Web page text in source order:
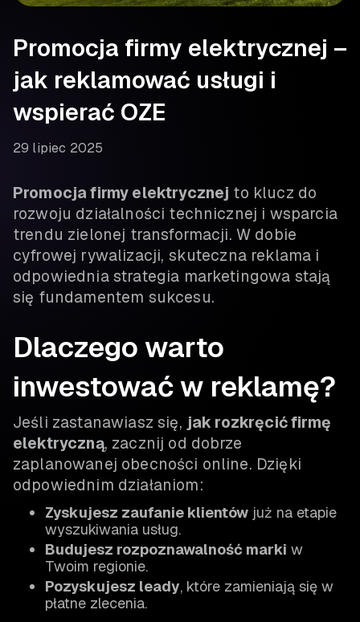
Promocja firmy elektrycznej –
jak reklamować usługi i
wspierać OZE
29 lipiec 2025
Promocja firmy elektrycznej to klucz do
rozwoju działalności technicznej i wsparcia
trendu zielonej transformacji. W dobie
cyfrowej rywalizacji, skuteczna reklama i
odpowiednia strategia marketingowa stają
się fundamentem sukcesu.
Dlaczego warto
inwestować w reklamę?
Jeśli zastanawiasz się, jak rozkręcić firmę
elektryczną, zacznij od dobrze
zaplanowanej obecności online. Dzięki
odpowiednim działaniom:
Zyskujesz zaufanie klientów już na etapie
wyszukiwania usług.
Budujesz rozpoznawalność marki w
Twoim regionie.
Pozyskujesz leady, które zamieniają się w
płatne zlecenia.